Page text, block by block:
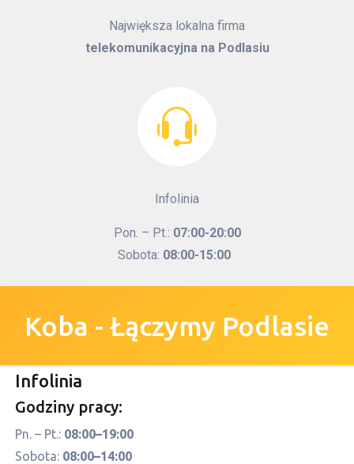
Największa lokalna firma
telekomunikacyjna na Podlasiu
Infolinia
Pon. – Pt.: 07:00-20:00
Sobota: 08:00-15:00
Koba - Łączymy Podlasie
Infolinia
Godziny pracy:
Pn. – Pt.: 08:00–19:00
Sobota: 08:00–14:00